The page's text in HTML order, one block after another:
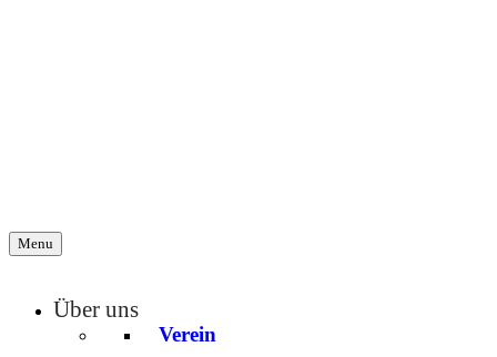
Menu
Über uns
Verein